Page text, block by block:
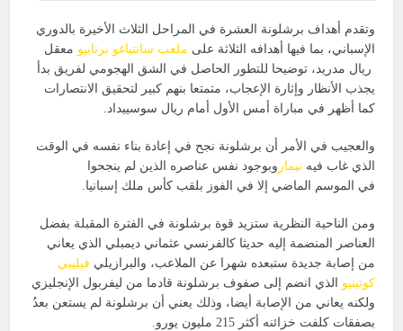
وتقدم أهداف برشلونة العشرة في المراحل الثلاث الأخيرة بالدوري
الإسباني، بما فيها أهدافه الثلاثة على ملعب سانتياغو برنابيو معقل
ريال مدريد، توضيحا للتطور الحاصل في الشق الهجومي لفريق بدأ
يجذب الأنظار وإثارة الإعجاب، متمتعا بنهم كبير لتحقيق الانتصارات
كما أظهر في مباراة أمس الأول أمام ريال سوسييداد.
والعجيب في الأمر أن برشلونة نجح في إعادة بناء نفسه في الوقت
الذي غاب فيه نيمار وبوجود نفس عناصره الذين لم ينجحوا
في الموسم الماضي إلا في الفوز بلقب كأس ملك إسبانيا.
ومن الناحية النظرية ستزيد قوة برشلونة في الفترة المقبلة بفضل
العناصر المنضمة إليه حديثا كالفرنسي عثماني ديمبلي الذي يعاني
من إصابة جديدة ستبعده شهرا عن الملاعب، والبرازيلي فيليبي
كوتينيو الذي انضم إلى صفوف برشلونة قادما من ليفربول الإنجليزي
ولكنه يعاني من الإصابة أيضا، وذلك يعني أن برشلونة لم يستعن بعدُ
بصفقات كلفت خزائنه أكثر 215 مليون يورو.